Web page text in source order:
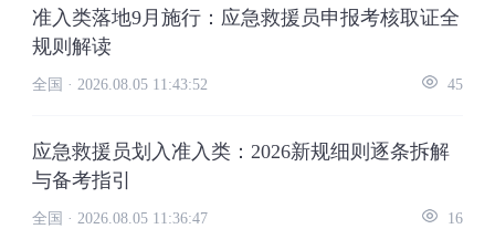
准入类落地9月施行：应急救援员申报考核取证全
规则解读
全国 · 2026.08.05 11:43:52 45
应急救援员划入准入类：2026新规细则逐条拆解
与备考指引
全国 · 2026.08.05 11:36:47 16